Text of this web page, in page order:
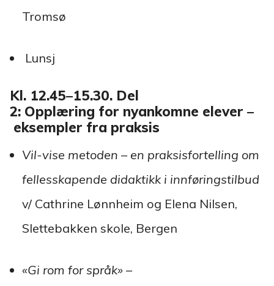
Tromsø
Lunsj
Kl. 12.45–15.30. Del
2: Opplæring for nyankomne elever –
eksempler fra praksis
Vil-vise metoden – en praksisfortelling om
fellesskapende didaktikk i innføringstilbud
v/ Cathrine Lønnheim og Elena Nilsen,
Slettebakken skole, Bergen
«Gi rom for språk» –